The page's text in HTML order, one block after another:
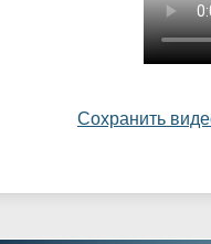
Сохранить